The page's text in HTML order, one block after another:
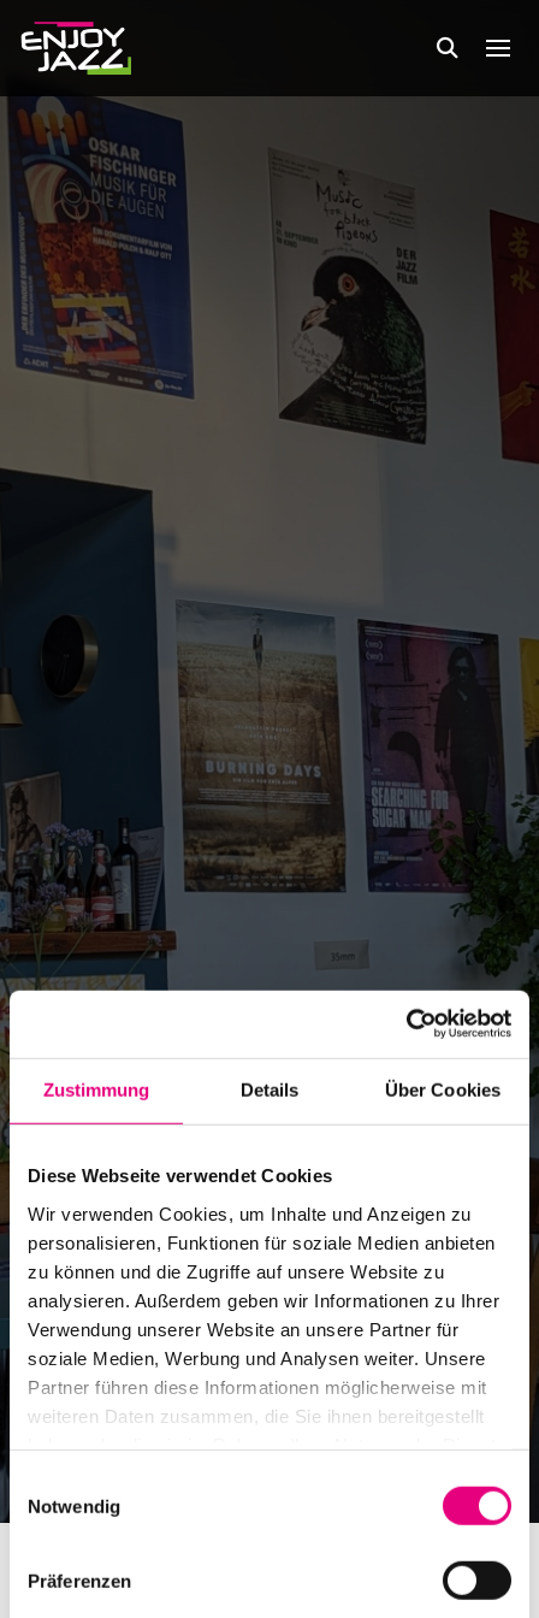
Zustimmung Details Über Cookies
Diese Webseite verwendet Cookies
Wir verwenden Cookies, um Inhalte und Anzeigen zu
personalisieren, Funktionen für soziale Medien anbieten
zu können und die Zugriffe auf unsere Website zu
analysieren. Außerdem geben wir Informationen zu Ihrer
Verwendung unserer Website an unsere Partner für
soziale Medien, Werbung und Analysen weiter. Unsere
Partner führen diese Informationen möglicherweise mit
weiteren Daten zusammen, die Sie ihnen bereitgestellt
Notwendig
Präferenzen
Veranstaltungsort